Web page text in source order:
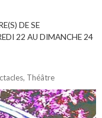
DE SE
22 AU DIMANCHE 24
, Théâtre